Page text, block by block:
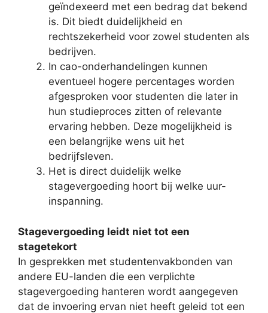
geïndexeerd met een bedrag dat bekend
is. Dit biedt duidelijkheid en
rechtszekerheid voor zowel studenten als
bedrijven.
In cao-onderhandelingen kunnen
eventueel hogere percentages worden
afgesproken voor studenten die later in
hun studieproces zitten of relevante
ervaring hebben. Deze mogelijkheid is
een belangrijke wens uit het
bedrijfsleven.
Het is direct duidelijk welke
stagevergoeding hoort bij welke uur-
inspanning.
Stagevergoeding leidt niet tot een
stagetekort
In gesprekken met studentenvakbonden van
andere EU-landen die een verplichte
stagevergoeding hanteren wordt aangegeven
dat de invoering ervan niet heeft geleid tot een